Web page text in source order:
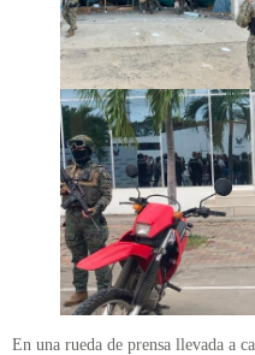
En una rueda de prensa llevada a